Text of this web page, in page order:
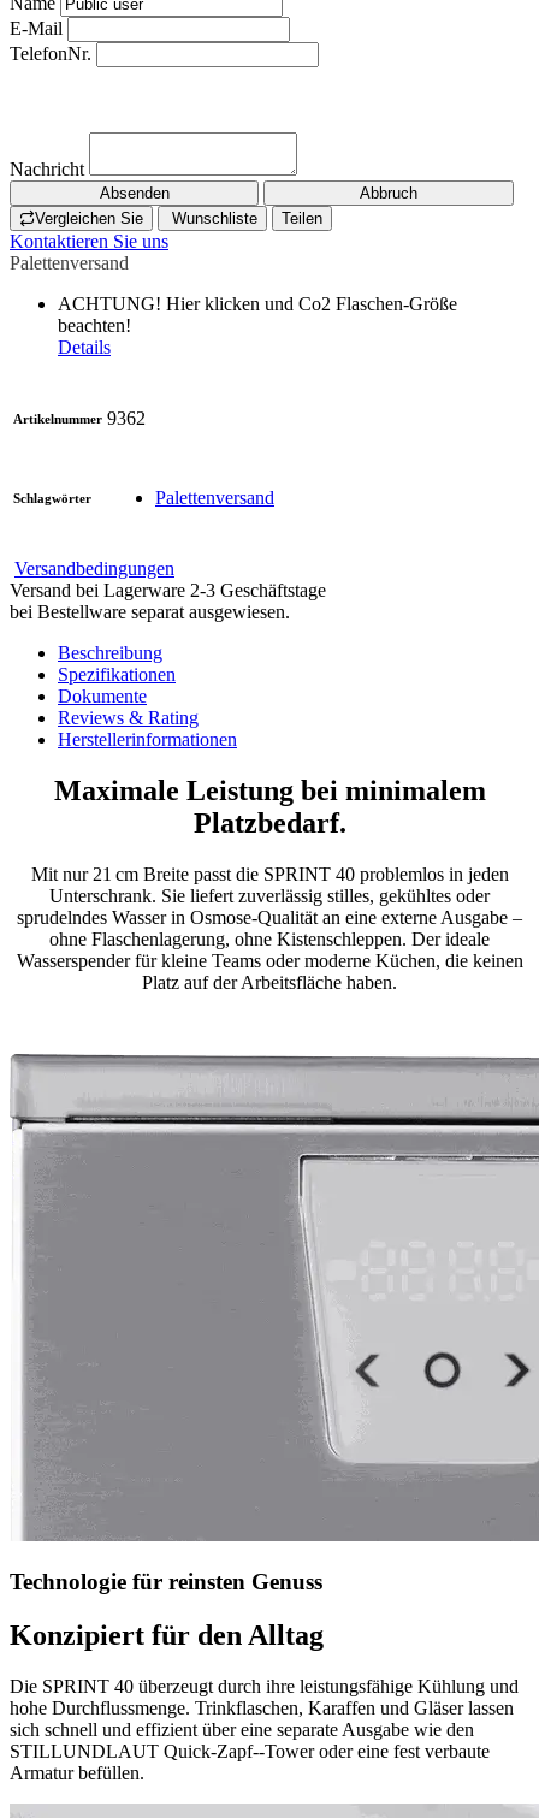
E-Mail
TelefonNr.
Nachricht
Absenden
Abbruch
Vergleichen Sie
Wunschliste Teilen
Kontaktieren Sie uns
Palettenversand
ACHTUNG! Hier klicken und Co2 Flaschen-Größe
beachten!
Details
Artikelnummer 9362
Schlagwörter Palettenversand
Versandbedingungen
Versand bei Lagerware 2-3 Geschäftstage
bei Bestellware separat ausgewiesen.
Beschreibung
Spezifikationen
Dokumente
Reviews & Rating
Herstellerinformationen
Maximale Leistung bei minimalem
Platzbedarf.
Mit nur 21 cm Breite passt die SPRINT 40 problemlos in jeden
Unterschrank. Sie liefert zuverlässig stilles, gekühltes oder
sprudelndes Wasser in Osmose-Qualität an eine externe Ausgabe –
ohne Flaschenlagerung, ohne Kistenschleppen. Der ideale
Wasserspender für kleine Teams oder moderne Küchen, die keinen
Platz auf der Arbeitsfläche haben.
Technologie für reinsten Genuss
Konzipiert für den Alltag
Die SPRINT 40 überzeugt durch ihre leistungsfähige Kühlung und
hohe Durchflussmenge. Trinkflaschen, Karaffen und Gläser lassen
sich schnell und effizient über eine separate Ausgabe wie den
STILLUNDLAUT Quick-Zapf--Tower oder eine fest verbaute
Armatur befüllen.